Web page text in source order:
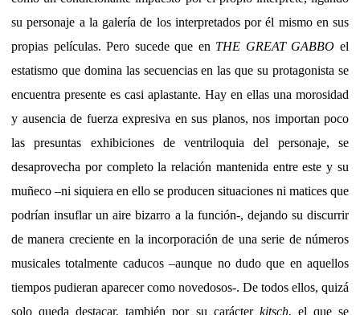
su personaje a la galería de los interpretados por él mismo en sus
propias películas. Pero sucede que en THE GREAT GABBOel
estatismo que domina las secuencias en las que su protagonista se
encuentra presente es casi aplastante. Hay en ellas una morosidad
y ausencia de fuerza expresiva en sus planos, nos importan poco
las presuntas exhibiciones de ventriloquia del personaje, se
desaprovecha por completo la relación mantenida entre este y su
muñeco –ni siquiera en ello se producen situaciones ni matices que
podrían insuflar un aire bizarro a la función-, dejando su discurrir
de manera creciente en la incorporación de una serie de números
musicales totalmente caducos –aunque no dudo que en aquellos
tiempos pudieran aparecer como novedosos-. De todos ellos, quizá
solo queda destacar, también por su carácter kitsch, el que se